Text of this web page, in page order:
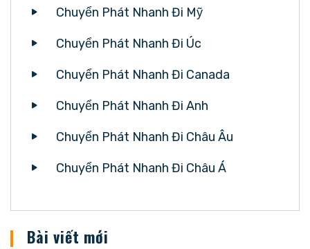
Chuyển Phát Nhanh Đi Mỹ
Chuyển Phát Nhanh Đi Úc
Chuyển Phát Nhanh Đi Canada
Chuyển Phát Nhanh Đi Anh
Chuyển Phát Nhanh Đi Châu Âu
Chuyển Phát Nhanh Đi Châu Á
Bài viết mới